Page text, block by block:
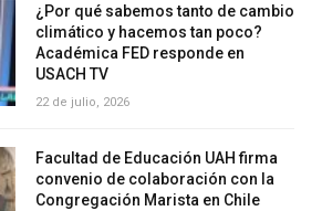
¿Por qué sabemos tanto de cambio
climático y hacemos tan poco?
Académica FED responde en
USACH TV
22 de julio, 2026
Facultad de Educación UAH firma
convenio de colaboración con la
Congregación Marista en Chile